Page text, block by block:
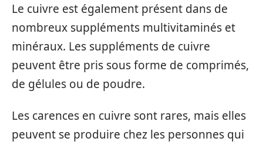
Le cuivre est également présent dans de
nombreux suppléments multivitaminés et
minéraux. Les suppléments de cuivre
peuvent être pris sous forme de comprimés,
de gélules ou de poudre.
Les carences en cuivre sont rares, mais elles
peuvent se produire chez les personnes qui